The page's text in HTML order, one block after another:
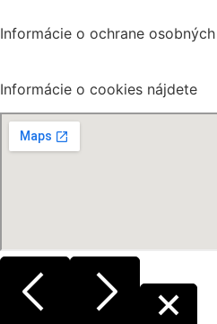
Informácie o ochrane
Informácie o cookies nájdete